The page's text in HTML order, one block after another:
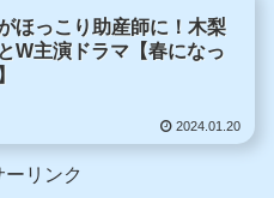
ほっこり助産師に！木梨
W主演ドラマ【春になっ
2024.01.20
ーリンク